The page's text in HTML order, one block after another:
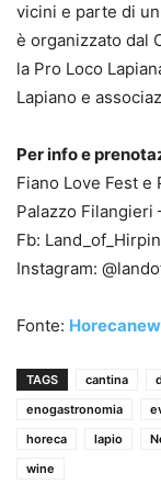
vicini e parte di
è organizzato dal
la Pro Loco
Lapiano e
Per info e
Fiano Love Fest
Palazzo
Fb:
Instagram:
Fonte:
TAGS cantina
enogastronomia
horeca
lapio
wine